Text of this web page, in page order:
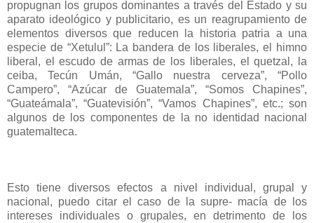
propugnan los grupos dominantes a través del Estado y su
aparato ideológico y publicitario, es un reagrupamiento de
elementos diversos que reducen la historia patria a una
especie de “Xetulul”: La bandera de los liberales, el himno
liberal, el escudo de armas de los liberales, el quetzal, la
ceiba, Tecún Umán, “Gallo nuestra cerveza”, “Pollo
Campero”, “Azúcar de Guatemala”, “Somos Chapines”,
“Guateámala”, “Guatevisión”, “Vamos Chapines”, etc.; son
algunos de los componentes de la no identidad nacional
guatemalteca.
Esto tiene diversos efectos a nivel individual, grupal y
nacional, puedo citar el caso de la supre- macía de los
intereses individuales o grupales, en detrimento de los